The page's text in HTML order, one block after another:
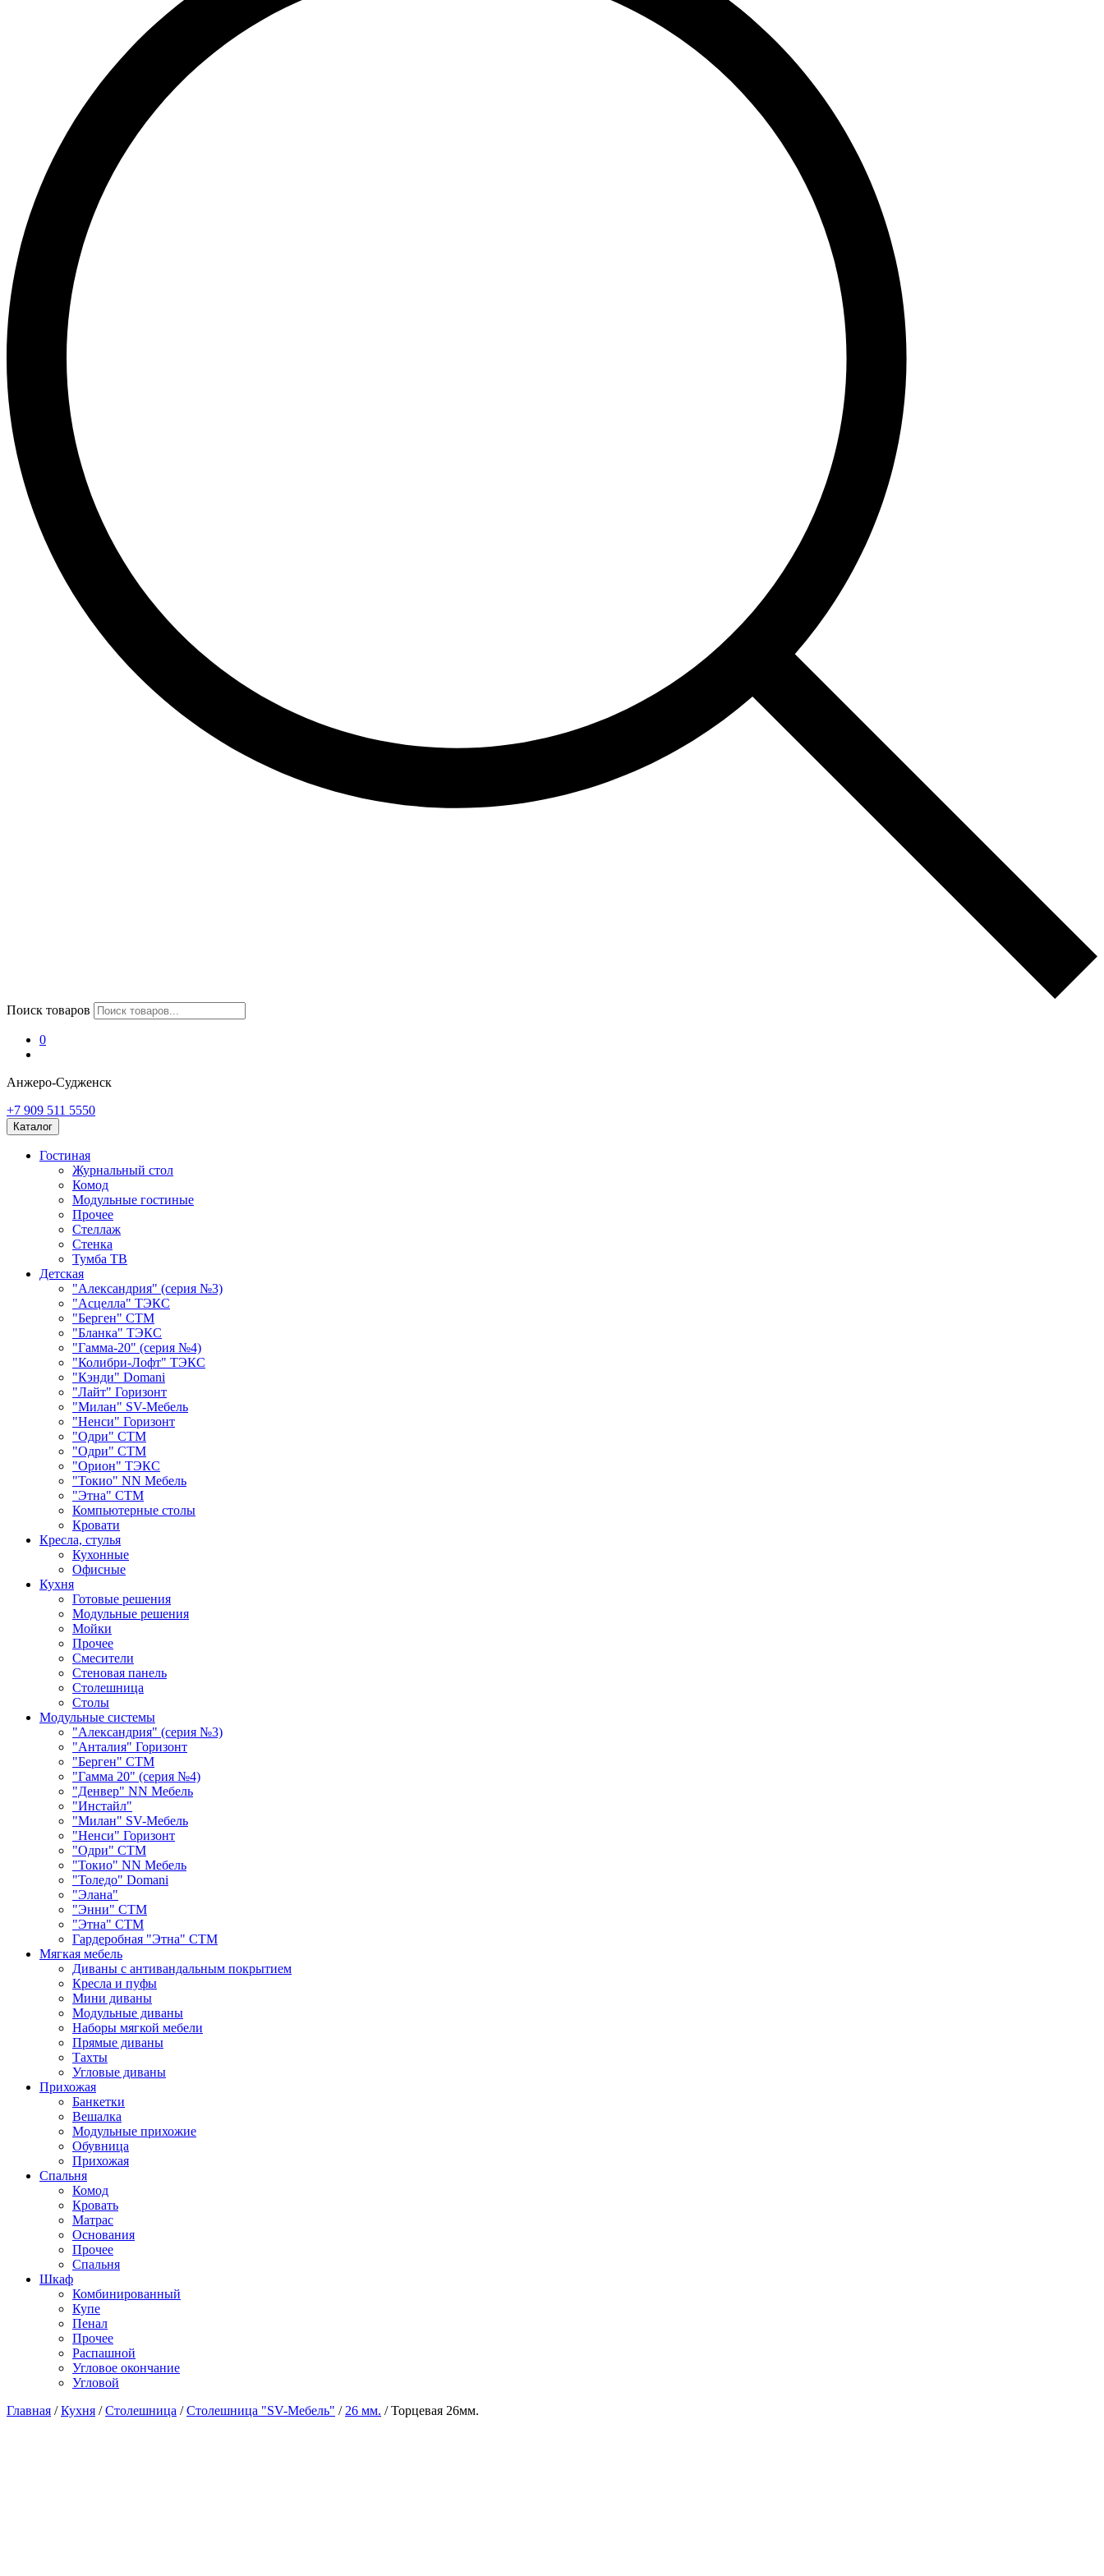
Поиск товаров
0
Анжеро-Судженск
+7 909 511 5550
Каталог
Гостиная
Журнальный стол
Комод
Модульные гостиные
Прочее
Стеллаж
Стенка
Тумба ТВ
Детская
"Александрия" (серия №3)
"Асцелла" ТЭКС
"Берген" СТМ
"Бланка" ТЭКС
"Гамма-20" (серия №4)
"Колибри-Лофт" ТЭКС
"Кэнди" Domani
"Лайт" Горизонт
"Милан" SV-Мебель
"Ненси" Горизонт
"Одри" СТМ
"Одри" СТМ
"Орион" ТЭКС
"Токио" NN Мебель
"Этна" СТМ
Компьютерные столы
Кровати
Кресла, стулья
Кухонные
Офисные
Кухня
Готовые решения
Модульные решения
Мойки
Прочее
Смесители
Стеновая панель
Столешница
Столы
Модульные системы
"Александрия" (серия №3)
"Анталия" Горизонт
"Берген" СТМ
"Гамма 20" (серия №4)
"Денвер" NN Мебель
"Инстайл"
"Милан" SV-Мебель
"Ненси" Горизонт
"Одри" СТМ
"Токио" NN Мебель
"Толедо" Domani
"Элана"
"Энни" СТМ
"Этна" СТМ
Гардеробная "Этна" СТМ
Мягкая мебель
Диваны с антивандальным покрытием
Кресла и пуфы
Мини диваны
Модульные диваны
Наборы мягкой мебели
Прямые диваны
Тахты
Угловые диваны
Прихожая
Банкетки
Вешалка
Модульные прихожие
Обувница
Прихожая
Спальня
Комод
Кровать
Матраc
Основания
Прочее
Спальня
Шкаф
Комбинированный
Купе
Пенал
Прочее
Распашной
Угловое окончание
Угловой
Главная /Кухня /Столешница /Столешница "SV-Мебель" /26 мм. /Торцевая 26мм.